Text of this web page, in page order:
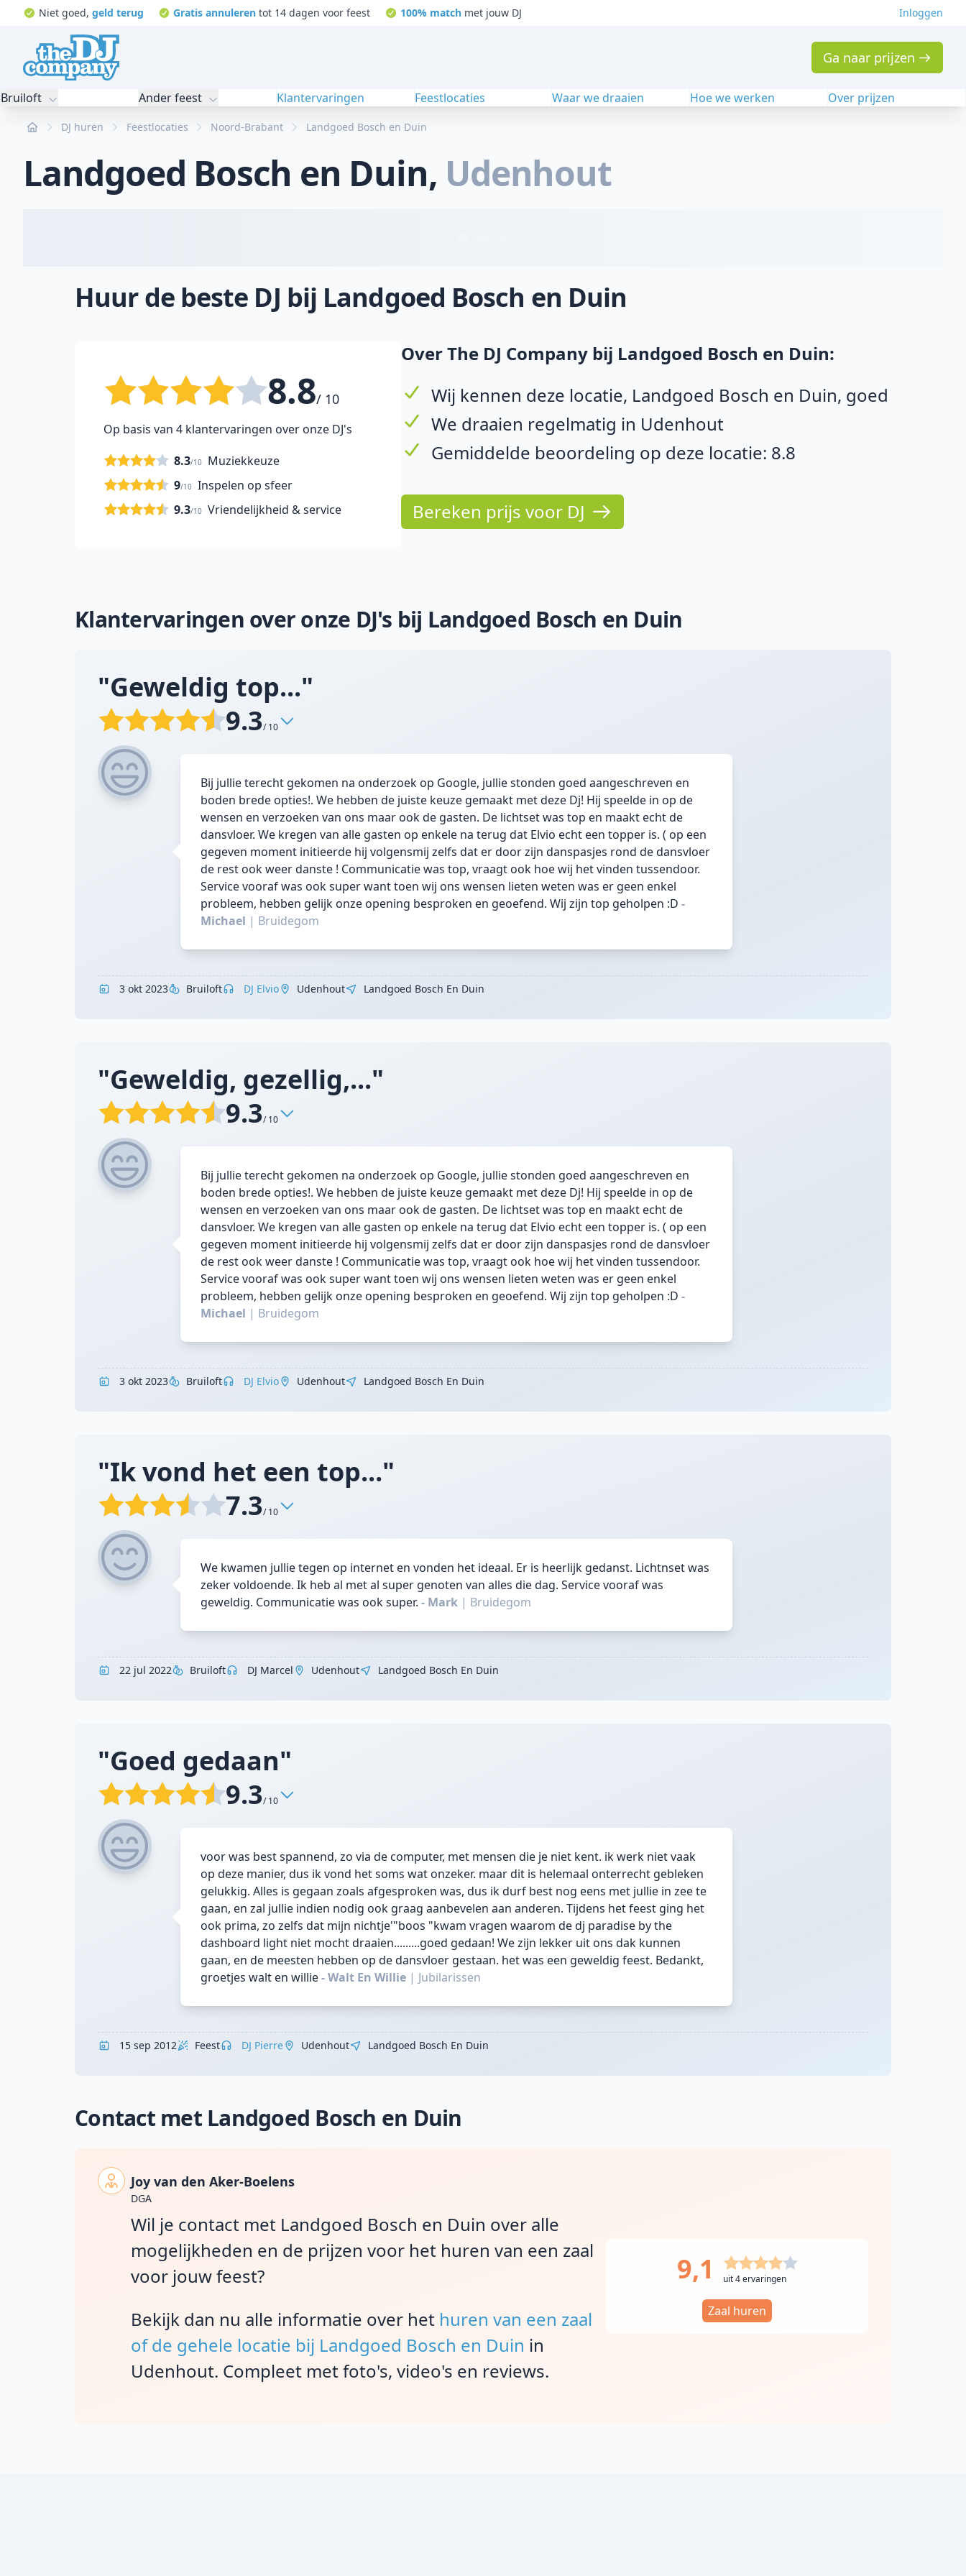
Niet goed, geld terug Gratis annuleren tot 14 dagen voor feest 100% matchmet jouw DJ Inloggen
Ga naar prijzen
Bruiloft Ander feest Klantervaringen Feestlocaties Waar we draaien Hoe we werken Over prijzen
Home DJ huren Feestlocaties Noord-Brabant Landgoed Bosch en Duin
Landgoed Bosch en Duin, Udenhout
Huur de beste DJ bij Landgoed Bosch en Duin
8.8/ 10
Op basis van 4 klantervaringen over onze DJ's
Muziekkeuze
8.3/10
Inspelen op sfeer
9/10
Vriendelijkheid & service
9.3/10
Over The DJ Company bij Landgoed Bosch en Duin:
Wij kennen deze locatie, Landgoed Bosch en Duin, goed
We draaien regelmatig in Udenhout
Gemiddelde beoordeling op deze locatie: 8.8
Bereken prijs voor DJ
Klantervaringen over onze DJ's bij Landgoed Bosch en Duin
"Geweldig top..."
9.3/ 10
Bij jullie terecht gekomen na onderzoek op Google, jullie stonden goed aangeschreven en
boden brede opties!. We hebben de juiste keuze gemaakt met deze Dj! Hij speelde in op de
wensen en verzoeken van ons maar ook de gasten. De lichtset was top en maakt echt de
dansvloer. We kregen van alle gasten op enkele na terug dat Elvio echt een topper is. ( op een
gegeven moment initieerde hij volgensmij zelfs dat er door zijn danspasjes rond de dansvloer
de rest ook weer danste ! Communicatie was top, vraagt ook hoe wij het vinden tussendoor.
Service vooraf was ook super want toen wij ons wensen lieten weten was er geen enkel
probleem, hebben gelijk onze opening besproken en geoefend. Wij zijn top geholpen :D -
Michael | Bruidegom
3 okt 2023 Bruiloft DJ Elvio Udenhout Landgoed Bosch En Duin
"Geweldig, gezellig,..."
9.3/ 10
Bij jullie terecht gekomen na onderzoek op Google, jullie stonden goed aangeschreven en
boden brede opties!. We hebben de juiste keuze gemaakt met deze Dj! Hij speelde in op de
wensen en verzoeken van ons maar ook de gasten. De lichtset was top en maakt echt de
dansvloer. We kregen van alle gasten op enkele na terug dat Elvio echt een topper is. ( op een
gegeven moment initieerde hij volgensmij zelfs dat er door zijn danspasjes rond de dansvloer
de rest ook weer danste ! Communicatie was top, vraagt ook hoe wij het vinden tussendoor.
Service vooraf was ook super want toen wij ons wensen lieten weten was er geen enkel
probleem, hebben gelijk onze opening besproken en geoefend. Wij zijn top geholpen :D -
Michael | Bruidegom
3 okt 2023 Bruiloft DJ Elvio Udenhout Landgoed Bosch En Duin
"Ik vond het een top..."
7.3/ 10
We kwamen jullie tegen op internet en vonden het ideaal. Er is heerlijk gedanst. Lichtnset was
zeker voldoende. Ik heb al met al super genoten van alles die dag. Service vooraf was
geweldig. Communicatie was ook super. - Mark | Bruidegom
22 jul 2022 Bruiloft DJ Marcel Udenhout Landgoed Bosch En Duin
"Goed gedaan"
9.3/ 10
voor was best spannend, zo via de computer, met mensen die je niet kent. ik werk niet vaak
op deze manier, dus ik vond het soms wat onzeker. maar dit is helemaal onterrecht gebleken
gelukkig. Alles is gegaan zoals afgesproken was, dus ik durf best nog eens met jullie in zee te
gaan, en zal jullie indien nodig ook graag aanbevelen aan anderen. Tijdens het feest ging het
ook prima, zo zelfs dat mijn nichtje'"boos "kwam vragen waarom de dj paradise by the
dashboard light niet mocht draaien.........goed gedaan! We zijn lekker uit ons dak kunnen
gaan, en de meesten hebben op de dansvloer gestaan. het was een geweldig feest. Bedankt,
groetjes walt en willie- Walt En Willie | Jubilarissen
15 sep 2012 Feest DJ Pierre Udenhout Landgoed Bosch En Duin
Contact met Landgoed Bosch en Duin
Joy van den Aker-Boelens
DGA
Wil je contact met Landgoed Bosch en Duin over alle
mogelijkheden en de prijzen voor het huren van een zaal
voor jouw feest?
Bekijk dan nu alle informatie over het huren van een zaal
of de gehele locatie bij Landgoed Bosch en Duin in
Udenhout. Compleet met foto's, video's en reviews.
9,1 uit 4 ervaringen
Zaal huren